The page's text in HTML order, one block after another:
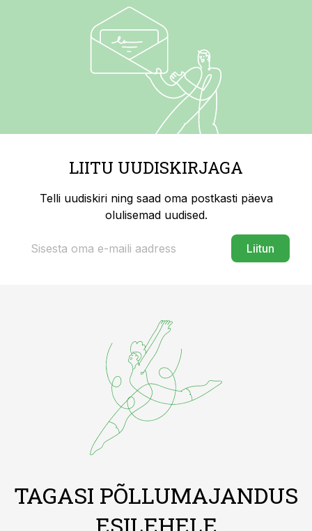
LIITU UUDISKIRJAGA
Telli uudiskiri ning saad oma postkasti päeva
olulisemad uudised.
Liitun
TAGASI PÕLLUMAJANDUS